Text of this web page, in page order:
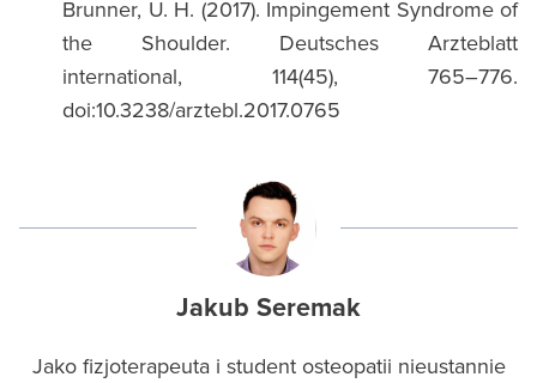
Brunner, U. H. (2017). Impingement Syndrome of
the Shoulder. Deutsches Arzteblatt
international, 114(45), 765–776.
doi:10.3238/arztebl.2017.0765
Jakub Seremak
Jako fizjoterapeuta i student osteopatii nieustannie